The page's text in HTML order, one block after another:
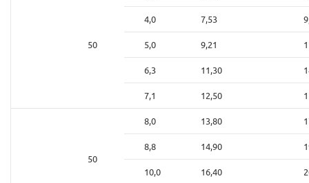
50
4,0 7,53
5,0 9,21
6,3 11,30
7,1 12,50
50
8,0 13,80
8,8 14,90
10,0 16,40